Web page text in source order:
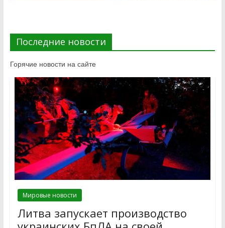
Последние новости
Горячие новости на сайте
Мировые новости
Литва запускает производство